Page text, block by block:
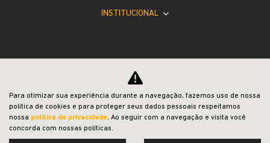
INSTITUCIONAL
Desacelere. Seu bem maior é a vida.
Para otimizar sua experiência durante a navegação, fazemos uso de nossa
política de cookies e para proteger seus dados pessoais respeitamos
nossa política de privacidade. Ao seguir com a navegação e visita você
concorda com nossas políticas.